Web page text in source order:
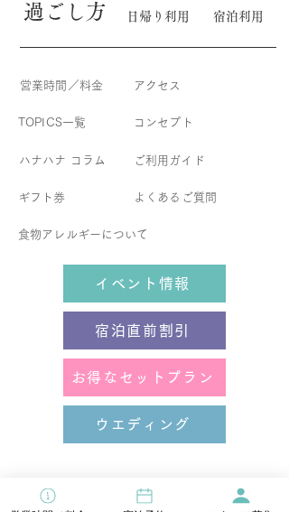
​過ごし方 日帰り利用 宿泊利用
​ご利用ガイド
​ハナハナ コラム
営業時間／料金
TOPICS一覧 コンセプト
ギフト券 よくあるご質問
食物アレルギーについて
アクセス
イベント情報
宿泊直前割引
お得なセットプラン
ウエディング
［ 営業時間 ］